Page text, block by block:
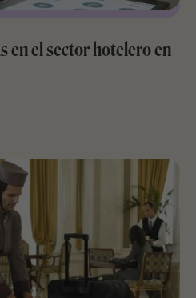
en el sector hotelero en